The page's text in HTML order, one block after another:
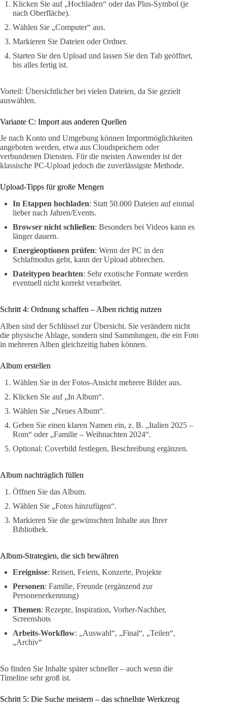
Klicken Sie auf „Hochladen“ oder das Plus-Symbol (je
nach Oberfläche).
Wählen Sie „Computer“ aus.
Markieren Sie Dateien oder Ordner.
Starten Sie den Upload und lassen Sie den Tab geöffnet,
bis alles fertig ist.
Vorteil: Übersichtlicher bei vielen Dateien, da Sie gezielt
auswählen.
Variante C: Import aus anderen Quellen
Je nach Konto und Umgebung können Importmöglichkeiten
angeboten werden, etwa aus Cloudspeichern oder
verbundenen Diensten. Für die meisten Anwender ist der
klassische PC-Upload jedoch die zuverlässigste Methode.
Upload-Tipps für große Mengen
In Etappen hochladen: Statt 50.000 Dateien auf einmal
lieber nach Jahren/Events.
Browser nicht schließen: Besonders bei Videos kann es
länger dauern.
Energieoptionen prüfen: Wenn der PC in den
Schlafmodus geht, kann der Upload abbrechen.
Dateitypen beachten: Sehr exotische Formate werden
eventuell nicht korrekt verarbeitet.
Schritt 4: Ordnung schaffen – Alben richtig nutzen
Alben sind der Schlüssel zur Übersicht. Sie verändern nicht
die physische Ablage, sondern sind Sammlungen, die ein Foto
in mehreren Alben gleichzeitig haben können.
Album erstellen
Wählen Sie in der Fotos-Ansicht mehrere Bilder aus.
Klicken Sie auf „In Album“.
Wählen Sie „Neues Album“.
Geben Sie einen klaren Namen ein, z. B. „Italien 2025 –
Rom“ oder „Familie – Weihnachten 2024“.
Optional: Coverbild festlegen, Beschreibung ergänzen.
Album nachträglich füllen
Öffnen Sie das Album.
Wählen Sie „Fotos hinzufügen“.
Markieren Sie die gewünschten Inhalte aus Ihrer
Bibliothek.
Album-Strategien, die sich bewähren
Ereignisse: Reisen, Feiern, Konzerte, Projekte
Personen: Familie, Freunde (ergänzend zur
Personenerkennung)
Themen: Rezepte, Inspiration, Vorher-Nachher,
Screenshots
Arbeits-Workflow: „Auswahl“, „Final“, „Teilen“,
„Archiv“
So finden Sie Inhalte später schneller – auch wenn die
Timeline sehr groß ist.
Schritt 5: Die Suche meistern – das schnellste Werkzeug